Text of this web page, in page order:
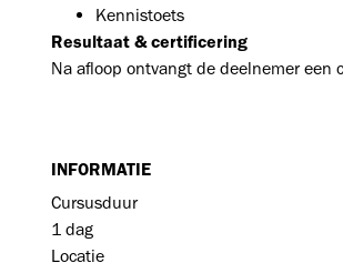
Kennistoets
Resultaat & certificering
Na afloop ontvangt de deelnemer een
INFORMATIE
Cursusduur
1 dag
Locatie